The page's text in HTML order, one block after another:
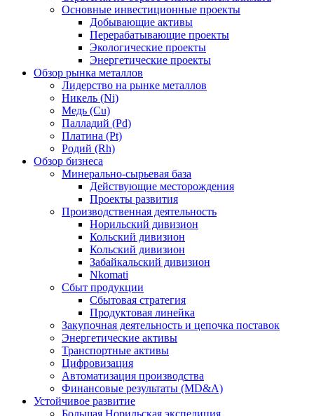
Основные инвестиционные проекты
Добывающие активы
Перерабатывающие проекты
Экологические проекты
Энергетические проекты
Обзор рынка металлов
Лидерство на рынке металлов
Никель (Ni)
Медь (Cu)
Палладий (Pd)
Платина (Pt)
Родий (Rh)
Обзор бизнеса
Минерально-сырьевая база
Действующие месторождения
Проекты развития
Производственная деятельность
Норильский дивизион
Кольский дивизион
Кольский дивизион
Забайкальский дивизион
Nkomati
Сбыт продукции
Сбытовая стратегия
Продуктовая линейка
Закупочная деятельность и цепочка поставок
Энергетические активы
Транспортные активы
Цифровизация
Автоматизация производства
Финансовые результаты (MD&A)
Устойчивое развитие
Большая Норильская экспедиция